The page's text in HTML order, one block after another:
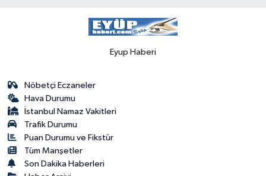
Eyup Haberi
Nöbetçi Eczaneler
Hava Durumu
İstanbul Namaz Vakitleri
Trafik Durumu
Puan Durumu ve Fikstür
Tüm Manşetler
Son Dakika Haberleri